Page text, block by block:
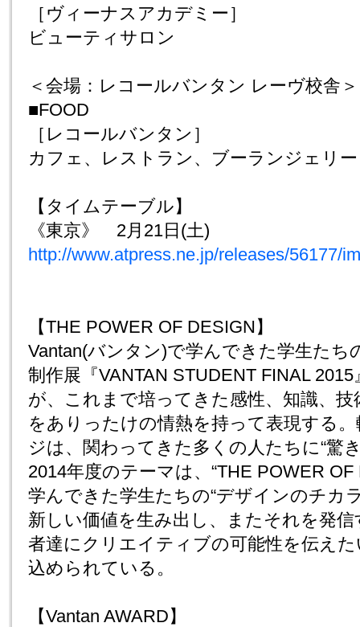
［ヴィーナスアカデミー］
ビューティサロン
＜会場：レコールバンタン レーヴ校舎＞
■FOOD
［レコールバンタン］
カフェ、レストラン、ブーランジェリー
【タイムテーブル】
《東京》 2月21日(土)
http://www.atpress.ne.jp/releases/56177/
【THE POWER OF DESIGN】
Vantan(バンタン)で学んできた学生たち
制作展『VANTAN STUDENT FINAL
が、これまで培ってきた感性、知識、
をありったけの情熱を持って表現する
ジは、関わってきた多くの人たちに“驚
2014年度のテーマは、“THE POWER
学んできた学生たちの“デザインのチカ
新しい価値を生み出し、またそれを発
者達にクリエイティブの可能性を伝え
込められている。
【Vantan AWARD】